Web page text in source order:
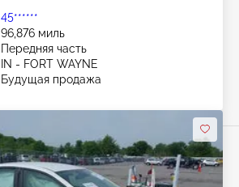
45******
96,876 миль
Передняя часть
IN - FORT WAYNE
Будущая продажа